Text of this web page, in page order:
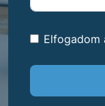
Elfogadom